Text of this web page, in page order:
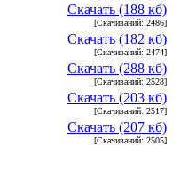
Скачать (188 кб)
[Скачиваний: 2486]
Скачать (182 кб)
[Скачиваний: 2474]
Скачать (288 кб)
[Скачиваний: 2528]
Скачать (203 кб)
[Скачиваний: 2517]
Скачать (207 кб)
[Скачиваний: 2505]